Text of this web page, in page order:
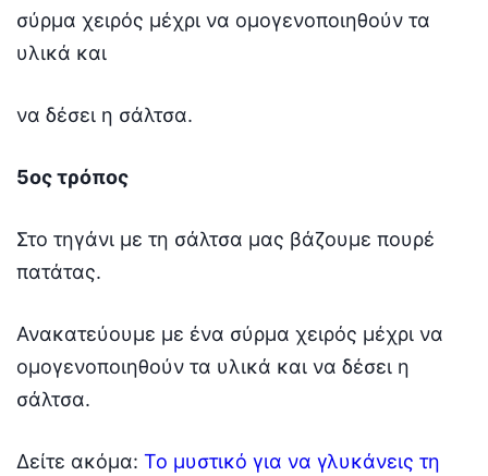
σύρμα χειρός μέχρι να ομογενοποιηθούν τα
υλικά και
να δέσει η σάλτσα.
5ος τρόπος
Στο τηγάνι με τη σάλτσα μας βάζουμε πουρέ
πατάτας.
Ανακατεύουμε με ένα σύρμα χειρός μέχρι να
ομογενοποιηθούν τα υλικά και να δέσει η
σάλτσα.
Δείτε ακόμα: Το μυστικό για να γλυκάνεις τη